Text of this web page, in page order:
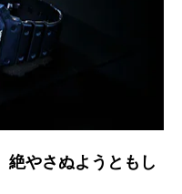
やさぬようともし